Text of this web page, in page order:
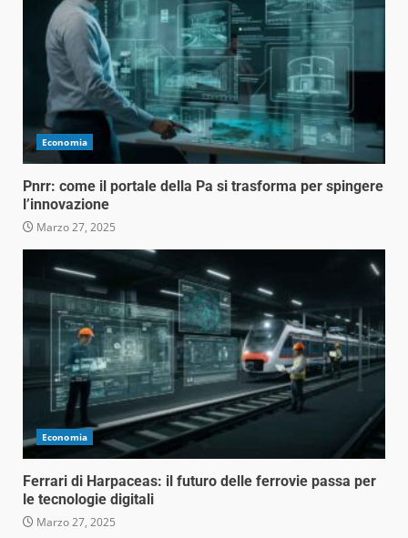
Economia
Pnrr: come il portale della Pa si trasforma per spingere
l’innovazione
Marzo 27, 2025
Economia
Ferrari di Harpaceas: il futuro delle ferrovie passa per
le tecnologie digitali
Marzo 27, 2025